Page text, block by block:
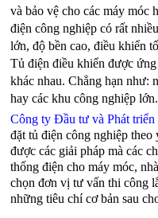
và bảo vệ cho các máy móc
điện công nghiệp có rất
lớn, độ bền cao, điều khiển
Tủ điện điều khiển được
khác nhau. Chẳng hạn như:
hay các khu công nghiệp lớn.
Công ty Đầu tư và Phát
đặt tủ điện công nghiệp theo
được các giải pháp mà các
thống điện cho máy móc,
chọn đơn vị tư vấn thi công
những tiêu chí cơ bản sau